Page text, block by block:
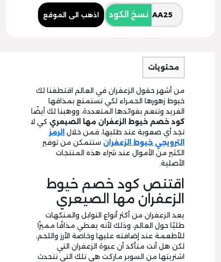
نسخ الكود اذهب الى الموقع
محتويات
من أشهر حقول الزعفران في العالم اقتطفنا لك
خيوط زهورها الحمراء لكي تستمتع بمذاقها
الفريد وتنعم بفوائدها المتعددة، ووهبنا لك أيضًا
كود خصم خيوط الزعفران مها الصيعري كي لا
تجد أي صعوبة عند طلبها، فمن خلال
الرمز
الترويجي خيوط الزعفران ستتمكن من توفير
الكثير من الأموال عند شراء هذه المنتجات
الأصلية.
اقتنص كود خصم خيوط
الزعفران مها الصيعري
يعد الزعفران من أكثر أنواع التوابل والمنكهات
طلبًا حول العالم، وذلك لأنه يعطي مذاقًا مميزًا
للأطعمة عند إضافته عليها وخاصة الأرز واللحم،
لكن هل أنت متأكد أن عبوة الزعفران التي
اشتريتها من السوبر ماركت هي تلك التي نتحدث